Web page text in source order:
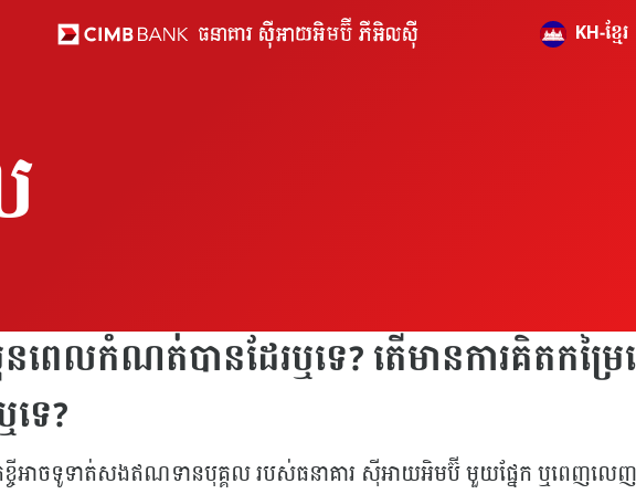
KH-ខ្មែរ
េលកំណត់បានដែរឬទេ? តើមានការគិតកម្រៃ
េ?
ចីអាចទូទាត់សងឥណទានបុគ្គល របស់ធនាគារ ស៊ីអាយអិមប៊ី មួយផ្នែក ឬពេញ